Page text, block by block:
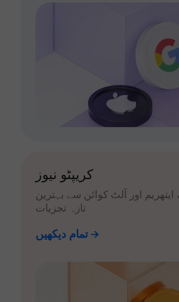
کریپٹو نیوز
ایتھریم اور آلٹ کوائن سے بہترین
تازہ تجزیات
تمام دیکھیں